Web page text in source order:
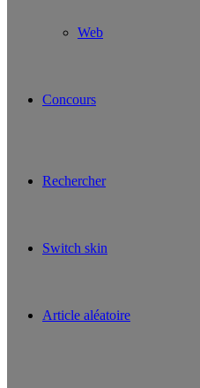
Web
Concours
Rechercher
Switch skin
Article aléatoire